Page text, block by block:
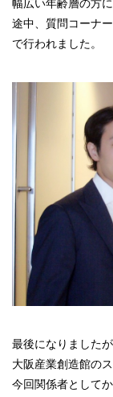
幅広い年齢層の方
途中、質問コーナ
で行われました。
最後になりました
大阪産業創造館の
今回関係者として